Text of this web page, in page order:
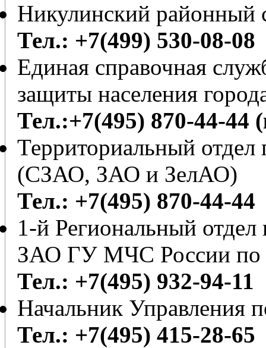
Никулинский районный
Тел.: +7(499) 530-08-08
Единая справочная
защиты населения
Тел.:+7(495) 870-44-44
Территориальный
(СЗАО, ЗАО и ЗелАО)
Тел.: +7(495) 870-44-44
1-й Региональный отдел
ЗАО ГУ МЧС России по
Тел.: +7(495) 932-94-11
Начальник
Тел.: +7(495) 415-28-65